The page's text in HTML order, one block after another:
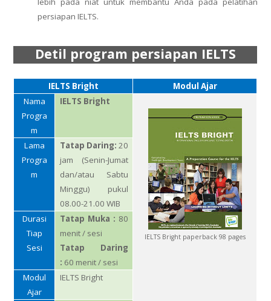
persiapan IELTS.
Detil program persiapan IELTS
IELTS Bright
Modul Ajar
Nama
Progra
m
IELTS Bright
IELTS Bright paperback 98 pages
Lama
Progra
m
Tatap Daring: 20
jam (Senin-Jumat
dan/atau Sabtu
Minggu) pukul
08.00-21.00 WIB
Durasi
Tiap
Sesi
Tatap Muka : 80
menit / sesi
Tatap Daring
: 60 menit / sesi
Modul
Ajar
IELTS Bright